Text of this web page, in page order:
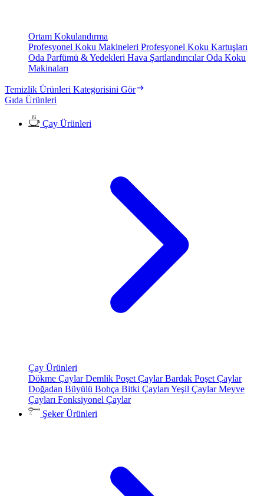
Ortam Kokulandırma
Profesyonel Koku Makineleri Profesyonel Koku Kartuşları
Oda Parfümü & Yedekleri Hava ŞartlandırıcılarOda Koku
Makinaları
Temizlik Ürünleri Kategorisini Gör
Gıda Ürünleri
Çay Ürünleri
Çay Ürünleri
Dökme ÇaylarDemlik Poşet ÇaylarBardak Poşet Çaylar
Doğadan Büyülü Bohça Bitki Çayları Yeşil ÇaylarMeyve
Çayları Fonksiyonel Çaylar
Şeker Ürünleri